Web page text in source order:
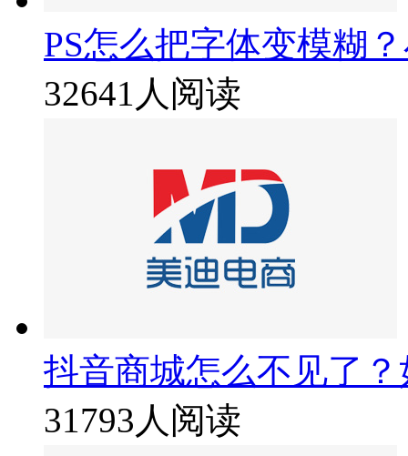
PS怎么把字体变模糊
32641人阅读
抖音商城怎么不见了
31793人阅读